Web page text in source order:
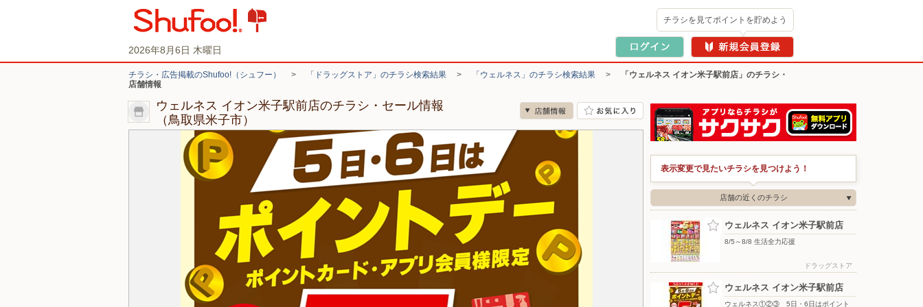
2026年8月6日 木曜日
チラシを見てポイントを貯めよう
チラシ・広告掲載のShufoo!（シュフー） > 「ドラッグストア」のチラシ検索結果 > 「ウェルネス」のチラシ検索結果 >
「ウェルネス イオン米子駅前店」のチラシ・
店舗情報
ウェルネス イオン米子駅前店のチラシ・セール情報
（鳥取県米子市）
表示変更で見たいチラシを見つけよう！
店舗の近くのチラシ
ウェルネス イオン米子駅前店
8/5～8/8 生活全力応援
ドラッグストア
ウェルネス イオン米子駅前店
ウェルネス①②③ 5日・6日はポイント